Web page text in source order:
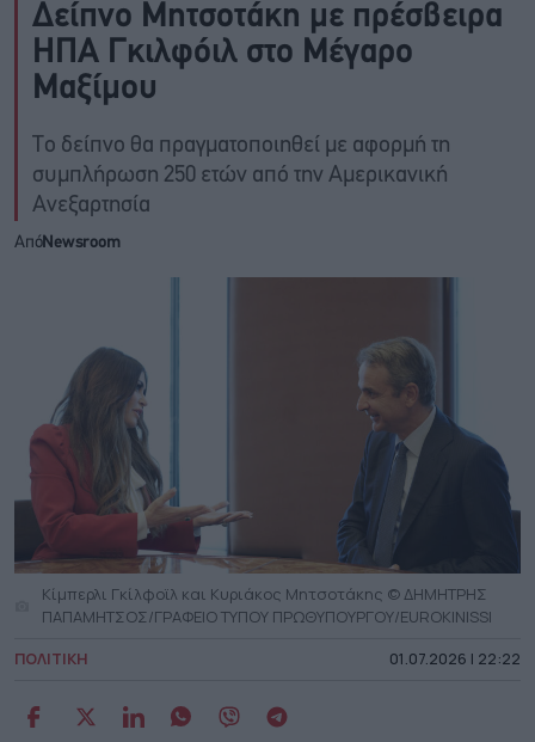
Δείπνο Μητσοτάκη με πρέσβειρα
ΗΠΑ Γκιλφόιλ στο Μέγαρο
Μαξίμου
Το δείπνο θα πραγματοποιηθεί με αφορμή τη
συμπλήρωση 250 ετών από την Αμερικανική
Ανεξαρτησία
ΑπόNewsroom
Κίμπερλι Γκίλφοϊλ και Κυριάκος Μητσοτάκης © ΔΗΜΗΤΡΗΣ
ΠΑΠΑΜΗΤΣΟΣ/ΓΡΑΦΕΙΟ ΤΥΠΟΥ ΠΡΩΘΥΠΟΥΡΓΟΥ/EUROKINISSI
ΠΟΛΙΤΙΚΗ 01.07.2026 | 22:22